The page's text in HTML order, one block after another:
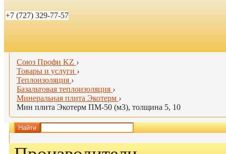
+7 (727) 329-77-57
Союз Профи KZ ›
Товары и услуги ›
Теплоизоляция ›
Базальтовая теплоизоляция ›
Минеральная плита Экотерм ›
Мин плита Экотерм ПМ-50 (м3), толщина 5, 10
Найти